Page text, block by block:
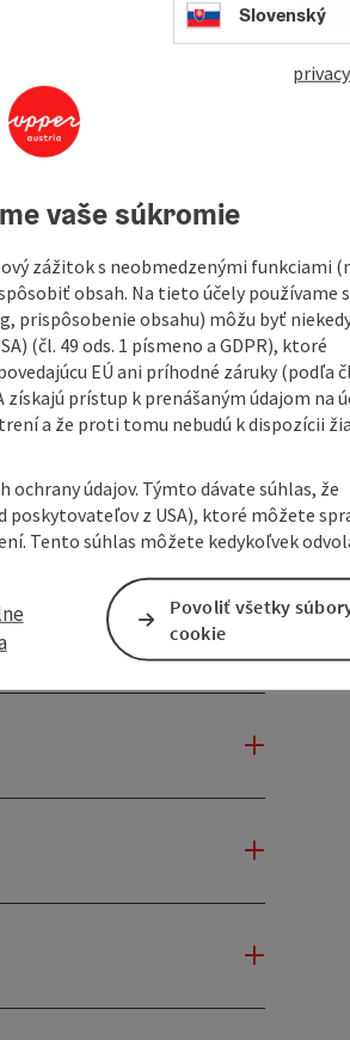
4910
sportswear to casual,
the strong brands
for women and men of all
Slovenský
vaše súkromie
zážitok s neobmedzenými funkciami
obsah. Na tieto účely používame
prispôsobenie obsahu) môžu byť
(čl. 49 ods. 1 písmeno a GDPR), ktoré
EÚ ani príhodné záruky (podľa
získajú prístup k prenášaným údajom na
a že proti tomu nebudú k dispozícii
ochrany údajov. Týmto dávate súhlas, že
z USA), ktoré môžete
Tento súhlas môžete kedykoľvek
Povoliť všetky
cookie